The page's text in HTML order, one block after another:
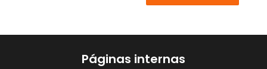
Páginas internas